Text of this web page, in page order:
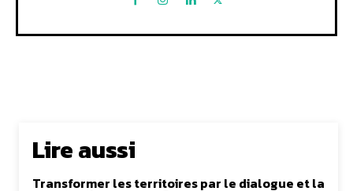
Lire aussi
Transformer les territoires par le dialogue et la